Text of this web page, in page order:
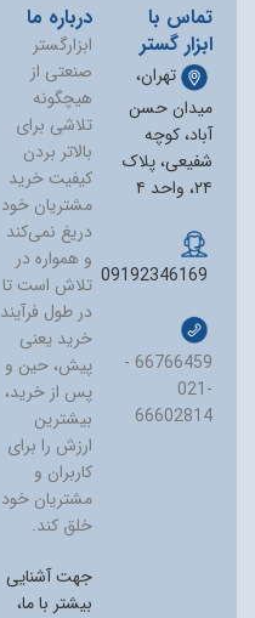
تماس با
ابزار گستر
تهران،
میدان حسن
آباد، کوچه
شفیعی، پلاک
۲۴، واحد ۴
09192346169
66766459 -
021-
66602814
درباره ما
ابزارگستر
صنعتی از
هیچگونه
تلاشی برای
بالاتر بردن
کیفیت خرید
مشتریان خود
دریغ نمی‏‌کند
و همواره در
تلاش است تا
در طول فرآیند
خرید یعنی
پیش، حین و
پس از خرید،
بیشترین
ارزش را برای
کاربران و
مشتریان خود
خلق کند.
جهت آشنایی
بیشتر با ما،